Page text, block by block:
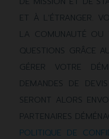
ET À L'ÉTRANGER.
LA COMUNAUTÉ OU
QUESTIONS GRÂCE
GÉRER VOTRE
DEMANDES DE
SERONT ALORS
PARTENAIRES
POLITIQUE DE